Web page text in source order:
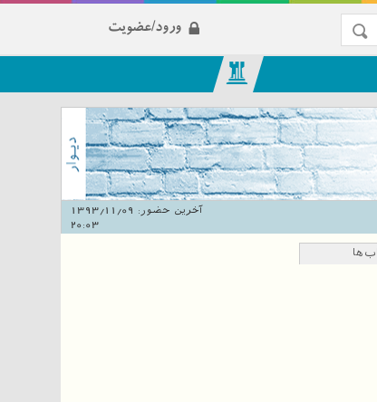
ورود/عضویت
آخرین حضور:
20:03